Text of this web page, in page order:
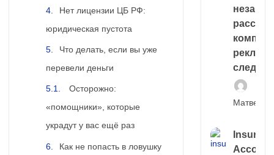
Нет лицензии ЦБ РФ:
юридическая пустота
Что делать, если вы уже
перевели деньги
Осторожно:
«помощники», которые
украдут у вас ещё раз
Как не попасть в ловушку
следа
Матвей
Account